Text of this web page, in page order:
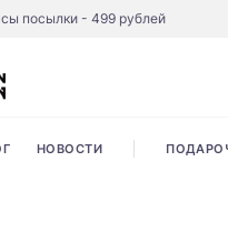
посылки - 499 рублей
НОВОСТИ